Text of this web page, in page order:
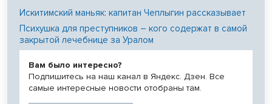
Искитимский маньяк: капитан Чеплыгин рассказывает
Психушка для преступников – кого содержат в самой
закрытой лечебнице за Уралом
Вам было интересно?
Подпишитесь на наш канал в Яндекс. Дзен. Все
самые интересные новости отобраны там.